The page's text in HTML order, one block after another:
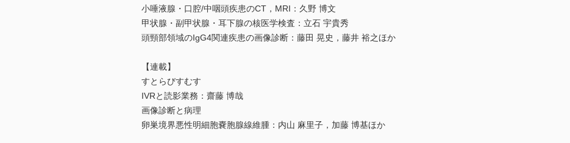
小唾液腺・口腔/中咽頭疾患のCT，MRI：久野 博文
甲状腺・副甲状腺・耳下腺の核医学検査：立石 宇貴秀
頭頸部領域のIgG4関連疾患の画像診断：藤田 晃史，藤井 裕之ほか
【連載】
すとらびすむす
IVRと読影業務：齋藤 博哉
画像診断と病理
卵巣境界悪性明細胞嚢胞腺線維腫：内山 麻里子，加藤 博基ほか